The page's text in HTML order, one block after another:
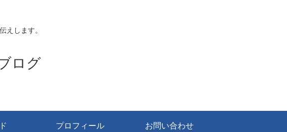
えします。
ログ
プロフィール お問い合わせ